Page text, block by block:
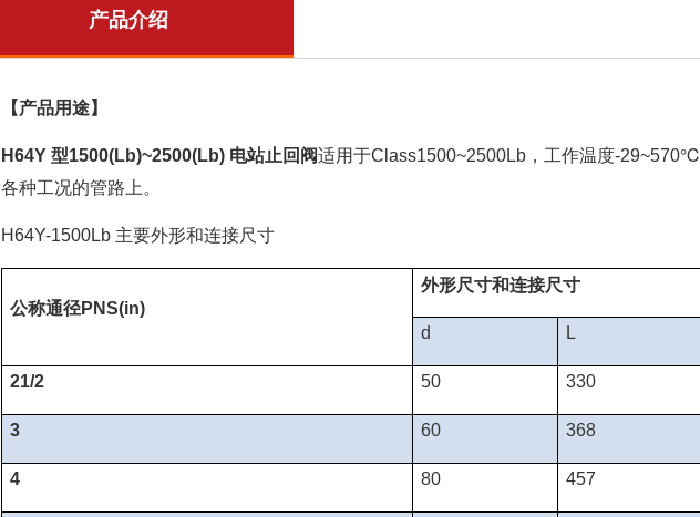
产品介绍
【产品用途】
H64Y 型1500(Lb)~2500(Lb) 电站止回阀适用于Class1500~2500Lb，工作温度-29~570℃
各种工况的管路上。
H64Y-1500Lb 主要外形和连接尺寸
公称通径PNS(in)
外形尺寸和连接尺寸
d L
21/2 50 330
3 60 368
4 80 457